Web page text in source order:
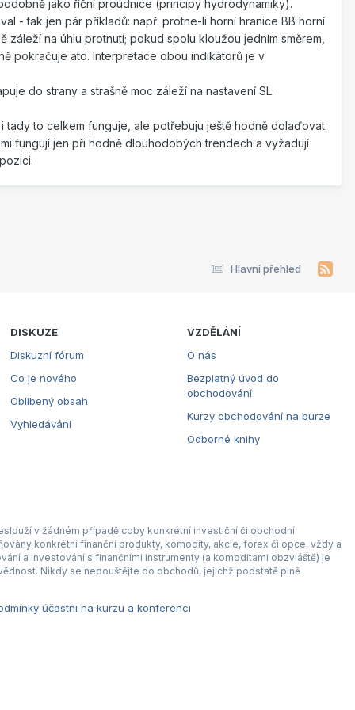
jako říční proudnice (principy hydrodynamiky).
- tak jen pár příkladů: např. protne-li horní hranice BB horní
na úhlu protnutí; pokud spolu kloužou jedním směrem,
pokračuje atd. Interpretace obou indikátorů je v
do strany a strašně moc záleží na nastavení SL.
tady to celkem funguje, ale potřebuju ještě hodně dolaďovat.
fungují jen při hodně dlouhodobých trendech a vyžadují
Hlavní přehled
DISKUZE
Diskuzní fórum
Co je nového
Oblíbený obsah
Vyhledávání
VZDĚLÁNÍ
O nás
Bezplatný úvod do
obchodování
Kurzy obchodování na burze
Odborné knihy
v žádném případě coby konkrétní investiční či obchodní
konkrétní finanční produkty, komodity, akcie, forex či opce, vždy a
a investování s finančními instrumenty (a komoditami obzvláště) je
Nikdy se nepouštějte do obchodů, jejichž podstatě plně
účastni na kurzu a konferenci